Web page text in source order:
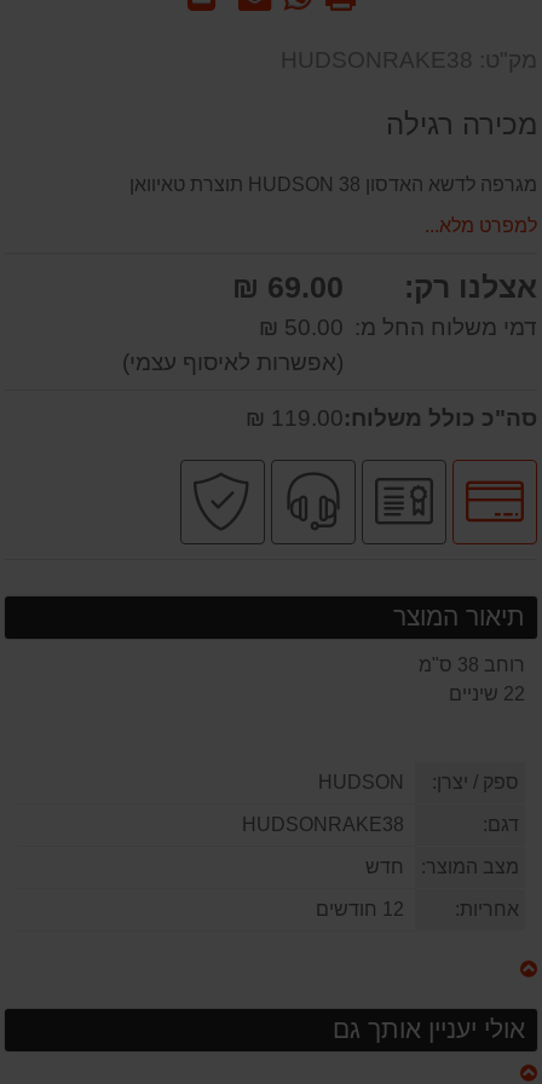
המוצראותנו
מק"ט: HUDSONRAKE38
מכירה רגילה
מגרפה לדשא האדסון 38 HUDSON תוצרת טאיוואן
למפרט מלא...
אצלנו רק: 69.00 ₪
דמי משלוח החל מ: 50.00 ₪
(אפשרות לאיסוף עצמי)
סה"כ כולל משלוח:119.00 ₪
לחץ
לאפשרויות
תשלומים
יבואן
רשמי
שירות
מקצועי
תיאור המוצר
רוחב 38 ס"מ
22 שיניים
ספק / יצרן:
דגם:
מצב המוצר: חדש
אחריות:
אולי יעניין אותך גם